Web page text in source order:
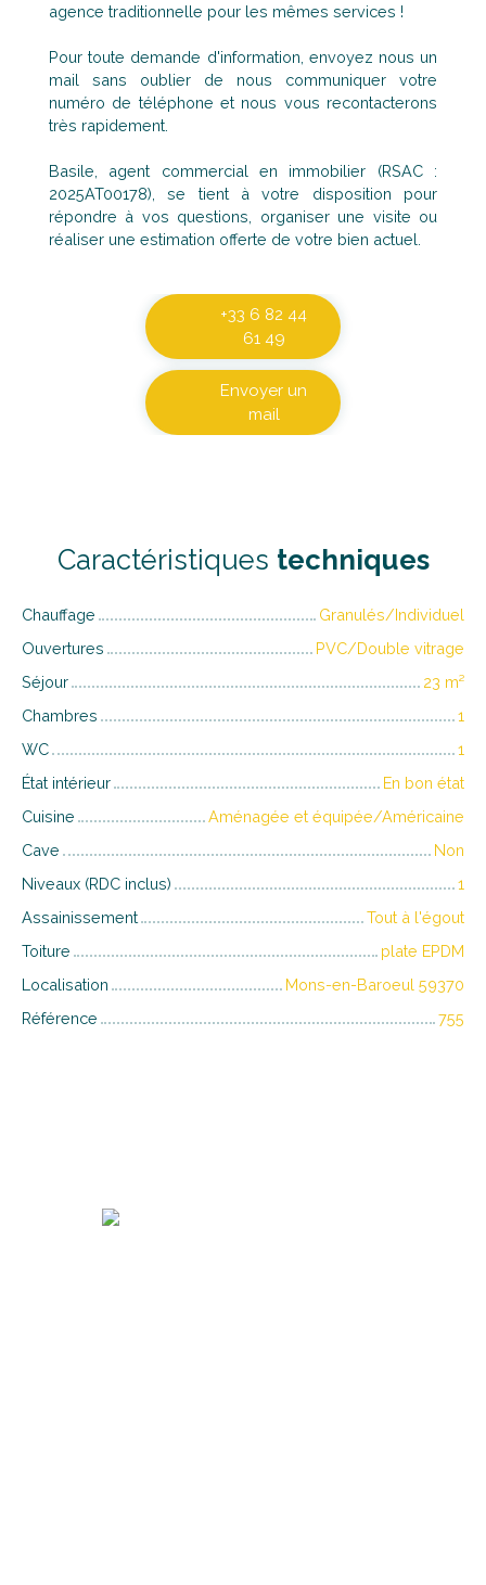
agence traditionnelle pour les mêmes services !
Pour toute demande d'information, envoyez nous un
mail sans oublier de nous communiquer votre
numéro de téléphone et nous vous recontacterons
très rapidement.
Basile, agent commercial en immobilier (RSAC :
2025AT00178), se tient à votre disposition pour
répondre à vos questions, organiser une visite ou
réaliser une estimation offerte de votre bien actuel.
+33 6 82 44
61 49
Envoyer un
mail
Caractéristiques techniques
Chauffage
Granulés/Individuel
Ouvertures
PVC/Double vitrage
Séjour
23 m²
Chambres
1
WC
1
État intérieur
En bon état
Cuisine
Aménagée et équipée/Américaine
Cave
Non
Niveaux (RDC inclus)
1
Assainissement
Tout à l'égout
Toiture
plate EPDM
Localisation
Mons-en-Baroeul 59370
Référence
755